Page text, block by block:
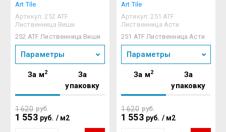
Art Tile
Артикул: 252 ATF
Лиственница Виши
252 ATF Лиственница Виши
Параметры
За м2
За
упаковку
1 620 руб.
1 553 руб. / м2
Art Tile
Артикул: 251 ATF
Лиственница Асти
251 ATF Лиственница Асти
Параметры
За м2
За
упаковку
1 620 руб.
1 553 руб. / м2